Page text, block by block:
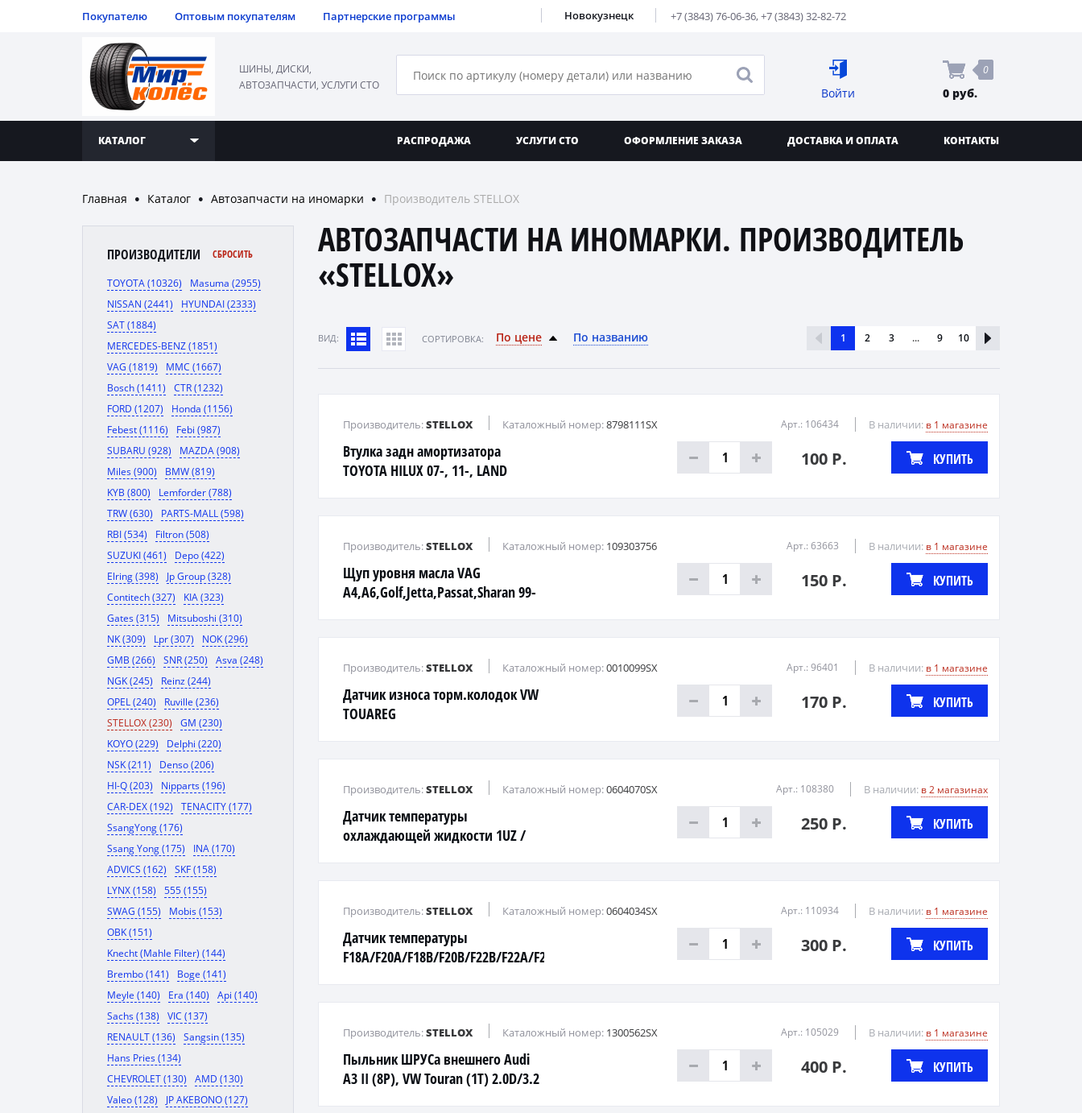
Покупателю Оптовым покупателям Партнерские программы Новокузнецк +7 (3843) 76-06-36,+7 (3843) 32-82-72
ШИНЫ, ДИСКИ,
АВТОЗАПЧАСТИ, УСЛУГИ СТО
Войти
0
0 руб.
КАТАЛОГ РАСПРОДАЖА УСЛУГИ СТО ОФОРМЛЕНИЕ ЗАКАЗА ДОСТАВКА И ОПЛАТА КОНТАКТЫ
Главная ● Каталог ● Автозапчасти на иномарки ● Производитель STELLOX
ПРОИЗВОДИТЕЛИ СБРОСИТЬ
TOYOTA (10326)
Masuma (2955)
NISSAN (2441)
HYUNDAI (2333)
SAT (1884)
MERCEDES-BENZ (1851)
VAG (1819)
MMC (1667)
Bosch (1411)
CTR (1232)
FORD (1207)
Honda (1156)
Febest (1116)
Febi (987)
SUBARU (928)
MAZDA (908)
Miles (900)
BMW (819)
KYB (800)
Lemforder (788)
TRW (630)
PARTS-MALL (598)
RBI (534)
Filtron (508)
SUZUKI (461)
Depo (422)
Elring (398)
Jp Group (328)
Contitech (327)
KIA (323)
Gates (315)
Mitsuboshi (310)
NK (309)
Lpr (307)
NOK (296)
GMB (266)
SNR (250)
Asva (248)
NGK (245)
Reinz (244)
OPEL (240)
Ruville (236)
STELLOX (230)
GM (230)
KOYO (229)
Delphi (220)
NSK (211)
Denso (206)
HI-Q (203)
Nipparts (196)
CAR-DEX (192)
TENACITY (177)
SsangYong (176)
Ssang Yong (175)
INA (170)
ADVICS (162)
SKF (158)
LYNX (158)
555 (155)
SWAG (155)
Mobis (153)
OBK (151)
Knecht (Mahle Filter) (144)
Brembo (141)
Boge (141)
Meyle (140)
Era (140)
Api (140)
Sachs (138)
VIC (137)
RENAULT (136)
Sangsin (135)
Hans Pries (134)
CHEVROLET (130)
AMD (130)
Valeo (128)
JP AKEBONO (127)
АВТОЗАПЧАСТИ НА ИНОМАРКИ. ПРОИЗВОДИТЕЛЬ
«STELLOX»
ВИД: CОРТИРОВКА: По цене По названию 1 2 3 ... 9 10
Втулка задн амортизатора
TOYOTA HILUX 07-, 11-, LAND
Производитель:STELLOX Каталожный номер:8798111SX Арт.: 106434 В наличии: в 1 магазине
100 Р. КУПИТЬ
Щуп уровня масла VAG
A4,A6,Golf,Jetta,Passat,Sharan 99-
Производитель:STELLOX Каталожный номер: 109303756 Арт.: 63663 В наличии: в 1 магазине
150 Р. КУПИТЬ
Датчик износа торм.колодок VW
TOUAREG
Производитель:STELLOX Каталожный номер:0010099SX Арт.: 96401 В наличии: в 1 магазине
170 Р. КУПИТЬ
Датчик температуры
охлаждающей жидкости 1UZ /
Производитель:STELLOX Каталожный номер:0604070SX Арт.: 108380 В наличии: в 2 магазинах
250 Р. КУПИТЬ
Датчик температуры
F18A/F20A/F18B/F20B/F22B/F22A/F23A/H22A/H23A
Производитель:STELLOX Каталожный номер:0604034SX Арт.: 110934 В наличии: в 1 магазине
300 Р. КУПИТЬ
Пыльник ШРУСа внешнего Audi
A3 II (8P), VW Touran (1T) 2.0D/3.2
Производитель:STELLOX Каталожный номер: 1300562SX Арт.: 105029 В наличии: в 1 магазине
400 Р. КУПИТЬ